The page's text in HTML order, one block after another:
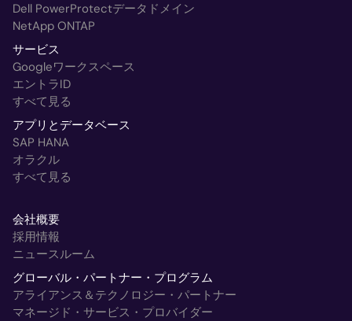
Dell PowerProtectデータドメイン
NetApp ONTAP
サービス
Googleワークスペース
エントラID
すべて見る
アプリとデータベース
SAP HANA
オラクル
すべて見る
会社概要
採用情報
ニュースルーム
グローバル・パートナー・プログラム
アライアンス＆テクノロジー・パートナー
マネージド・サービス・プロバイダー